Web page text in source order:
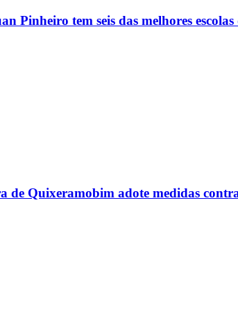
Pinheiro tem seis das melhores
de Quixeramobim adote medidas